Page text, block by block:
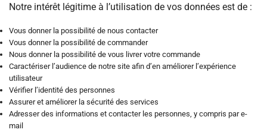
Notre intérêt légitime à l’utilisation de vos données est de :
Vous donner la possibilité de nous contacter
Vous donner la possibilité de commander
Nous donner la possibilité de vous livrer votre commande
Caractériser l’audience de notre site afin d’en améliorer l’expérience
utilisateur
Vérifier l’identité des personnes
Assurer et améliorer la sécurité des services
Adresser des informations et contacter les personnes, y compris par e-
mail